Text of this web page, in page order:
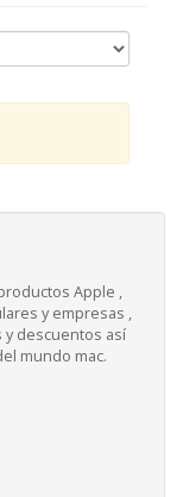
Apple ,
y empresas ,
y descuentos así
mundo mac.